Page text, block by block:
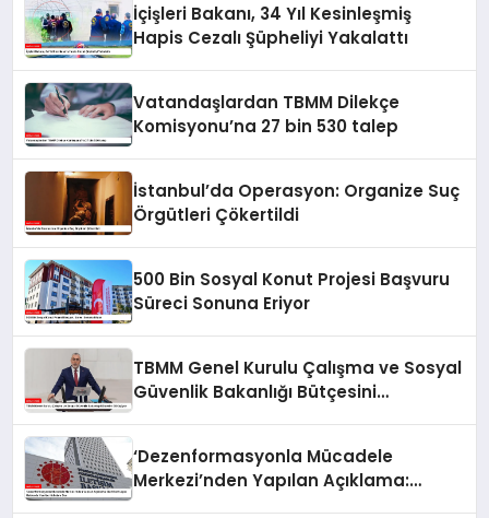
İçişleri Bakanı, 34 Yıl Kesinleşmiş
Hapis Cezalı Şüpheliyi Yakalattı
Vatandaşlardan TBMM Dilekçe
Komisyonu’na 27 bin 530 talep
İstanbul’da Operasyon: Organize Suç
Örgütleri Çökertildi
500 Bin Sosyal Konut Projesi Başvuru
Süreci Sonuna Eriyor
TBMM Genel Kurulu Çalışma ve Sosyal
Güvenlik Bakanlığı Bütçesini
‘Dezenformasyonla Mücadele
Merkezi’nden Yapılan Açıklama: